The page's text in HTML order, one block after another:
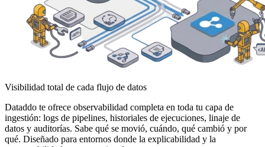
Visibilidad total de cada flujo de datos
Dataddo te ofrece observabilidad completa en toda tu capa de
ingestión: logs de pipelines, historiales de ejecuciones, linaje de
datos y auditorías. Sabe qué se movió, cuándo, qué cambió y por
qué. Diseñado para entornos donde la explicabilidad y la